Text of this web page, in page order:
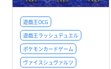
遊戯王OCG
遊戯王ラッシュデュエル
ポケモンカードゲーム
ヴァイスシュヴァルツ